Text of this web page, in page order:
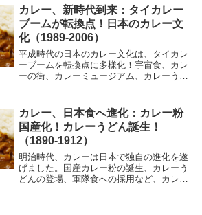
愛され続ける理由や開発秘話をブログで詳
しくご紹介。
カレー、新時代到来：タイカレー
ブームが転換点！日本のカレー文
化（1989-2006）
平成時代の日本のカレー文化は、タイカレ
ーブームを転換点に多様化！宇宙食、カレ
ーの街、カレーミュージアム、カレーうど
でのカレーブームを解説します。
カレー、日本食へ進化：カレー粉
国産化！カレーうどん誕生！
（1890-1912）
明治時代、カレーは日本で独自の進化を遂
げました。国産カレー粉の誕生、カレーう
どんの登場、軍隊食への採用など、カレー